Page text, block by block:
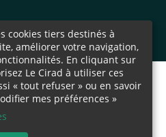
cookies tiers destinés à
améliorer votre navigation,
En cliquant sur
Le Cirad à utiliser ces
« tout refuser » ou en savoir
mes préférences »